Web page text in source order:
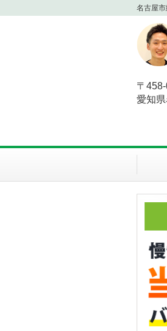
名古屋市
〒
愛知